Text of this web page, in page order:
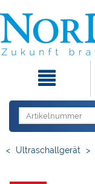
< Ultraschallgerät >